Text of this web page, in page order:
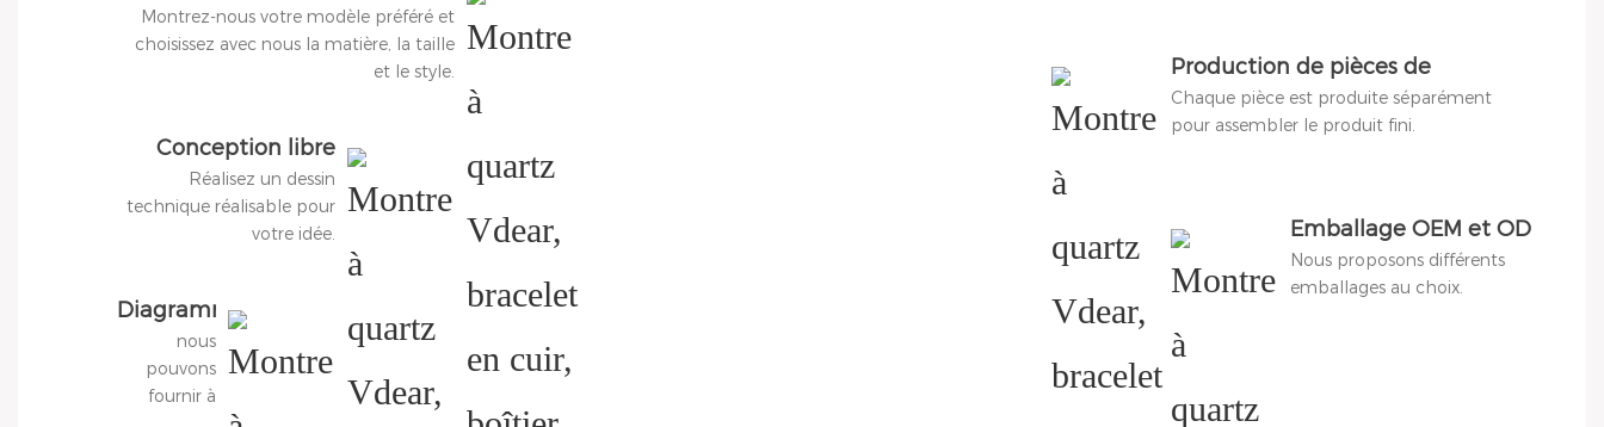
conception
Montrez-nous votre modèle préféré et
choisissez avec nous la matière, la taille
et le style.
Conception libre
Réalisez un dessin
technique réalisable pour
votre idée.
Diagramme
3D de
conception
nous
pouvons
fournir à
Production de pièces de
montre
Chaque pièce est produite séparément
pour assembler le produit fini.
Emballage OEM et ODM
Nous proposons différents
emballages au choix.